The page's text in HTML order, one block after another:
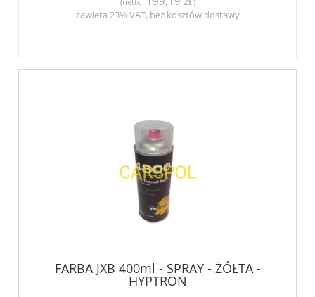
zawiera 23% VAT, bez kosztów dostawy
FARBA JXB 400ml - SPRAY - ŻÓŁTA -
HYPTRON